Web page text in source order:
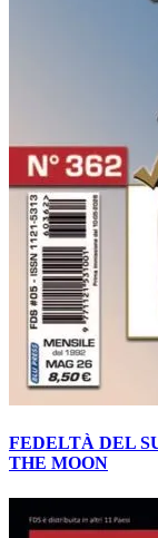
FEDELTÀ DEL
THE MOON